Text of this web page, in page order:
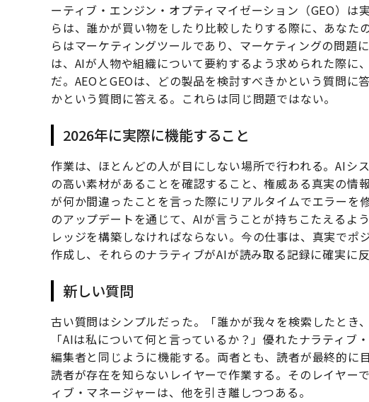
ーティブ・エンジン・オプティマイゼーション（GEO）
らは、誰かが買い物をしたり比較したりする際に、あなた
らはマーケティングツールであり、マーケティングの問題
は、AIが人物や組織について要約するよう求められた際に
だ。AEOとGEOは、どの製品を検討すべきかという質問に
かという質問に答える。これらは同じ問題ではない。
2026年に実際に機能すること
作業は、ほとんどの人が目にしない場所で行われる。AIシ
の高い素材があることを確認すること、権威ある真実の情
が何か間違ったことを言った際にリアルタイムでエラーを
のアップデートを通じて、AIが言うことが持ちこたえるよ
レッジを構築しなければならない。今の仕事は、真実でポ
作成し、それらのナラティブがAIが読み取る記録に確実に
新しい質問
古い質問はシンプルだった。「誰かが我々を検索したとき
「AIは私について何と言っているか？」優れたナラティブ
編集者と同じように機能する。両者とも、読者が最終的に
読者が存在を知らないレイヤーで作業する。そのレイヤー
ィブ・マネージャーは、他を引き離しつつある。